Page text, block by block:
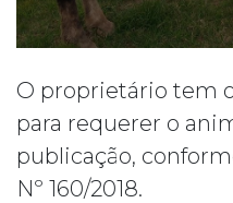
O proprietário tem
para requerer o
publicação,
Nº 160/2018.